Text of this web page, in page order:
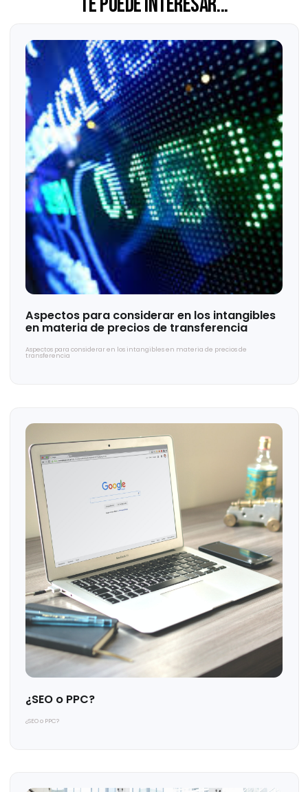
opinión de Grupo Consultor EFE.
Agendar un diagnóstico
Solicitar una cotización
Te puede interesar...
Aspectos para considerar en los intangibles
en materia de precios de transferencia
Aspectos para considerar en los intangibles en materia de precios de
transferencia